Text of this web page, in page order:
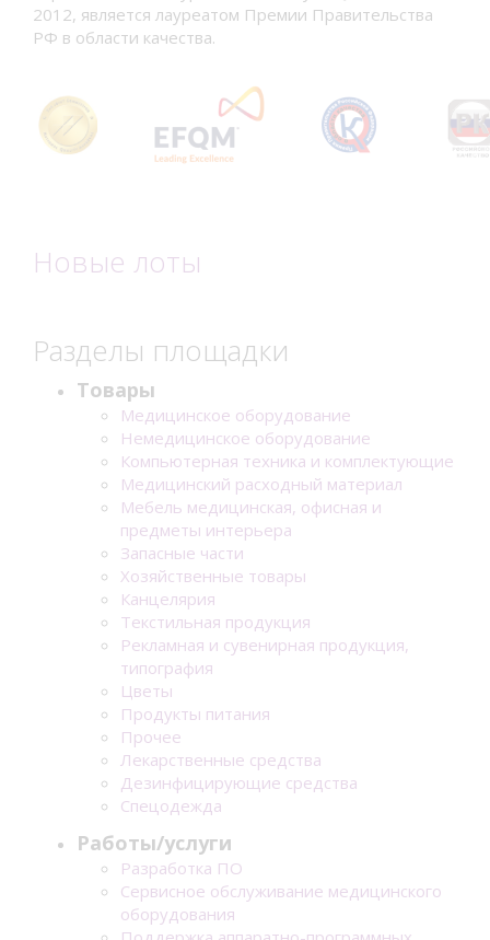
2012, является лауреатом Премии Правительства
РФ в области качества.
Новые лоты
Разделы площадки
Товары
Медицинское оборудование
Немедицинское оборудование
Компьютерная техника и комплектующие
Медицинский расходный материал
Мебель медицинская, офисная и
предметы интерьера
Запасные части
Хозяйственные товары
Канцелярия
Текстильная продукция
Рекламная и сувенирная продукция,
типография
Цветы
Продукты питания
Прочее
Лекарственные средства
Дезинфицирующие средства
Спецодежда
Работы/услуги
Разработка ПО
Сервисное обслуживание медицинского
оборудования